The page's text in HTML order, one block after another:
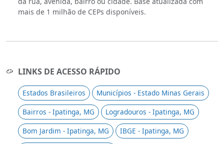
mais de 1 milhão de CEPs disponíveis.
LINKS DE ACESSO RÁPIDO
Estados Brasileiros
Municípios - Estado Minas Gerais
Bairros - Ipatinga, MG
Logradouros - Ipatinga, MG
Bom Jardim - Ipatinga, MG
IBGE - Ipatinga, MG